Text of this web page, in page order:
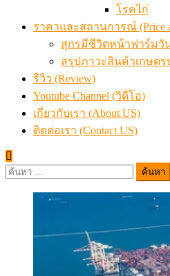
โรคไก่
ราคาและสถานการณ์ (Price
สุกรมีชีวิตหน้าฟาร์มวั
สรุปภาวะสินค้าเกษตร
รีวิว (Review)
Youtube Channel (วิดีโอ)
เกี่ยวกับเรา (About US)
ติดต่อเรา (Contact US)
ค้นหา